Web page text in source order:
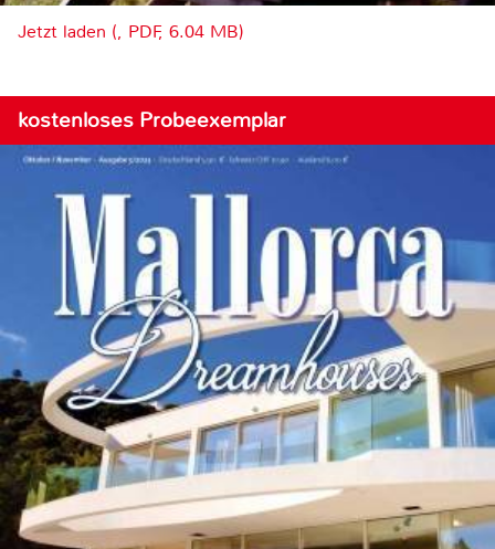
Jetzt laden (, PDF, 6.04 MB)
kostenloses Probeexemplar